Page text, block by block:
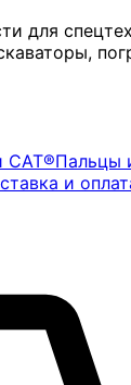
для
CAT®Пальцы
и